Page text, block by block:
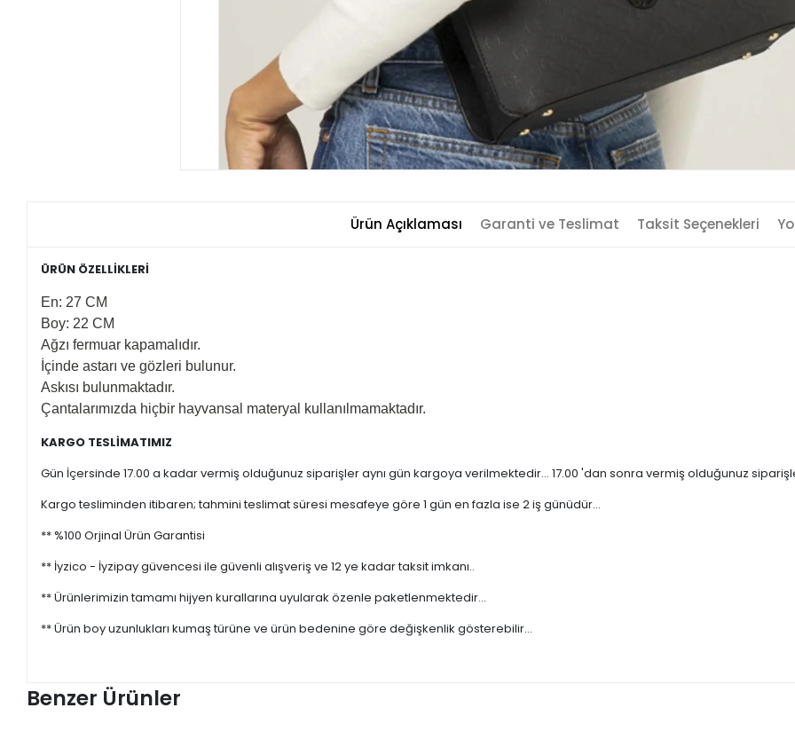
Ürün Açıklaması Garanti ve Teslimat Taksit Seçenekleri
ÜRÜN ÖZELLİKLERİ
En: 27 CM
Boy: 22 CM
Ağzı fermuar kapamalıdır.
İçinde astarı ve gözleri bulunur.
Askısı bulunmaktadır.
Çantalarımızda hiçbir hayvansal materyal kullanılmamaktadır.
KARGO TESLİMATIMIZ
Gün İçersinde 17.00 a kadar vermiş olduğunuz siparişler aynı gün kargoya verilmektedir... 17.00 'dan sonra vermiş olduğunuz
Kargo tesliminden itibaren; tahmini teslimat süresi mesafeye göre 1 gün en fazla ise 2 iş günüdür...
** %100 Orjinal Ürün Garantisi
** İyzico - İyzipay güvencesi ile güvenli alışveriş ve 12 ye kadar taksit imkanı..
** Ürünlerimizin tamamı hijyen kurallarına uyularak özenle paketlenmektedir...
** Ürün boy uzunlukları kumaş türüne ve ürün bedenine göre değişkenlik gösterebilir...
Benzer Ürünler